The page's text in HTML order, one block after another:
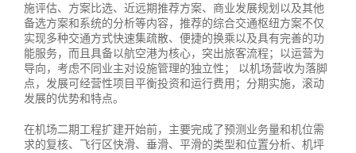
施评估、方案比选、近远期推荐方案、商业发展规划以及其他
备选方案和系统的分析等内容，推荐的综合交通枢纽方案不仅
实现多种交通方式快速集疏散、便捷的换乘以及具有完善的功
能服务，而且具备以航空港为核心，突出旅客流程；以运营为
导向，考虑不同业主对设施管理的独立性； 以机场营收为落脚
点，发展可经营性项目平衡投资和运行费用；分期实施，滚动
发展的优势和特点。
在机场二期工程扩建开始前，主要完成了预测业务量和机位需
求的复核、飞行区快滑、垂滑、平滑的类型和位置分析、机坪